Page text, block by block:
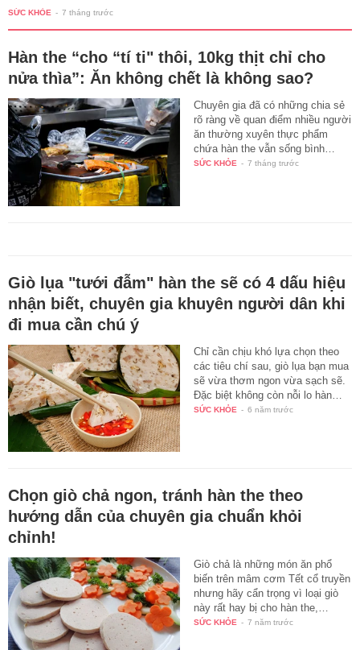
SỨC KHỎE - 7 tháng trước
Hàn the “cho “tí ti" thôi, 10kg thịt chỉ cho
nửa thìa”: Ăn không chết là không sao?
Chuyên gia đã có những chia sẻ
rõ ràng về quan điểm nhiều người
ăn thường xuyên thực phẩm
chứa hàn the vẫn sống bình…
SỨC KHỎE - 7 tháng trước
Giò lụa "tưới đẫm" hàn the sẽ có 4 dấu hiệu
nhận biết, chuyên gia khuyên người dân khi
đi mua cần chú ý
Chỉ cần chịu khó lựa chọn theo
các tiêu chí sau, giò lụa bạn mua
sẽ vừa thơm ngon vừa sạch sẽ.
Đặc biệt không còn nỗi lo hàn…
SỨC KHỎE - 6 năm trước
Chọn giò chả ngon, tránh hàn the theo
hướng dẫn của chuyên gia chuẩn khỏi
chỉnh!
Giò chả là những món ăn phổ
biến trên mâm cơm Tết cổ truyền
nhưng hãy cẩn trọng vì loại giò
này rất hay bị cho hàn the,…
SỨC KHỎE - 7 năm trước